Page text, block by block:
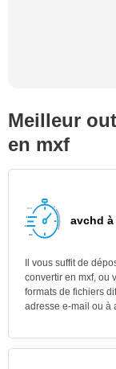
Meilleur
en mxf
avchd
Il vous suffit de
convertir en mxf, ou
formats de fichiers
adresse e-mail ou à